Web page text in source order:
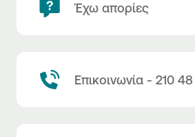
Έχω απορίες
Επικοινωνία - 210